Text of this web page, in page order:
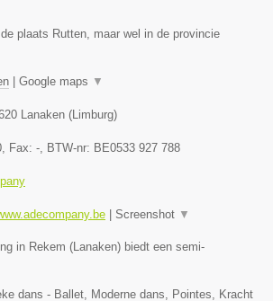
plaats Rutten, maar wel in de provincie
| Google maps ▼
Lanaken (Limburg)
, Fax: - , BTW-nr: BE0533 927 788
| Screenshot ▼
in Rekem (Lanaken) biedt een semi-
dans - Ballet, Moderne dans, Pointes, Kracht